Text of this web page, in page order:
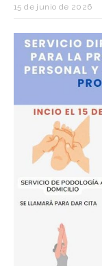
15 de junio de 2026